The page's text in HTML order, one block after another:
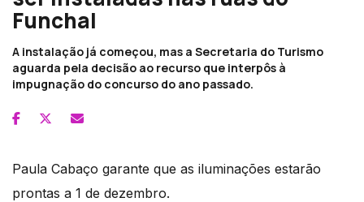
Funchal
A instalação já começou, mas a Secretaria do Turismo
aguarda pela decisão ao recurso que interpôs à
impugnação do concurso do ano passado.
Paula Cabaço garante que as iluminações estarão
prontas a 1 de dezembro.